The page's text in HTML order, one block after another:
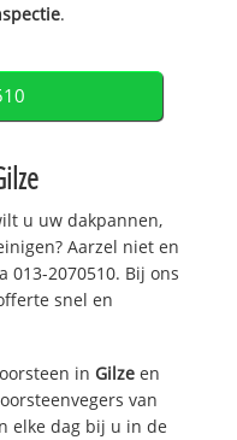
.
u uw dakpannen,
Aarzel niet en
013-2070510. Bij ons
snel en
in Gilze en
van
elke dag bij u in de